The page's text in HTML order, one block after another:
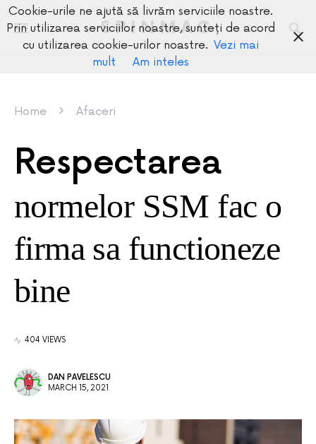
SPINMAG
Home Afaceri
Respectarea
normelor SSM fac o
firma sa functioneze
bine
404 VIEWS
DAN PAVELESCU
MARCH 15, 2021
Cookie-urile ne ajută să livrăm serviciile noastre.
Prin utilizarea serviciilor noastre, sunteți de acord
cu utilizarea cookie-urilor noastre. Vezi mai
mult
Am inteles